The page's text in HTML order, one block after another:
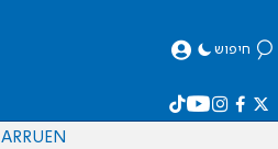
חיפוש
EN
RU
AR